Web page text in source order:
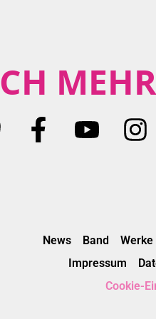
News Band Werke
Impressum
Cookie-